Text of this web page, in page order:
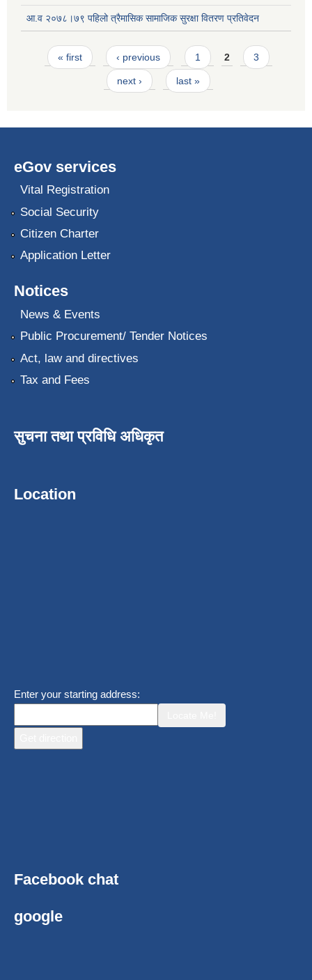
आ.व २०७८।७९ पहिलो त्रैमासिक सामाजिक सुरक्षा वितरण प्रतिवेदन
Pages
« first ‹ previous 1 2 3
next › last »
eGov services
Vital Registration
Social Security
Citizen Charter
Application Letter
Notices
News & Events
Public Procurement/ Tender Notices
Act, law and directives
Tax and Fees
सुचना तथा प्रविधि अधिकृत
Location
Enter your starting address:
Facebook chat
google